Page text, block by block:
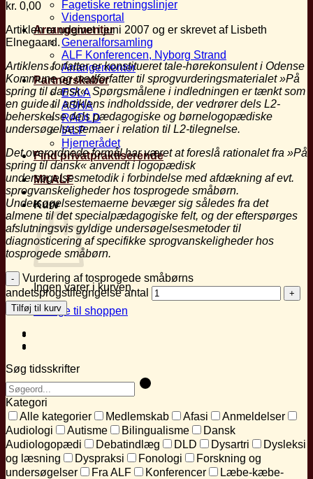
Fagetiske retningslinjer
Vidensportal
Arrangementer
Generalforsamling
ALF Konferencen, Nyborg Strand
Arrangementer
Partnerskaber
ESLA
ASHA
RADLD
IALP
Hjernerådet
Find privatpraktiserende
Mit ALF
Kurv
Ingen varer i kurven.
Tilbage til shoppen
kr. 0,00
Artiklen er udgivet i juni 2007 og er skrevet af Lisbeth
Elnegaard.
Artiklens forfatter er konstitueret tale-hørekonsulent i Odense
Kommune og medforfatter til sprogvurderingsmaterialet »På
spring tildansk«. Spørgsmålene i indledningen er tænktsom
en guide til artiklens indholdsside, der vedrørerdels L2-
beherskelse dels pædagogiske og børnelogopædiske
undersøgelsestemaer i relation til L2-tilegnelse.
Det overordnede formål har været at foreslå rationalet fra »På
spring til dansk« anvendt i logopædisk
undersøgelsesmetodik i forbindelse med afdækning af evt.
sprogvanskeligheder hos tosprogede småbørn.
Undersøgelsestemaerne bevæger sig således fra det
almene til det specialpædagogiske felt, og der efterspørges
afslutningsvisgyldige undersøgelsesmetoder til
diagnosticering af specifikke sprogvanskelighederhos
tosprogede småbørn.
Vurdering af tosprogede småbørns
andetsprogstilegngelse antal
Tilføj til kurv
Søg tidsskrifter
Kategori
Alle kategorier
Medlemskab Afasi
Anmeldelser
Audiologi
Autisme Bilingualisme
Dansk
Audiologopædi
Debatindlæg DLD Dysartri
Dysleksi
og læsning
Dyspraksi Fonologi
Forskning og
undersøgelser
Fra ALF Konferencer
Læbe-kæbe-